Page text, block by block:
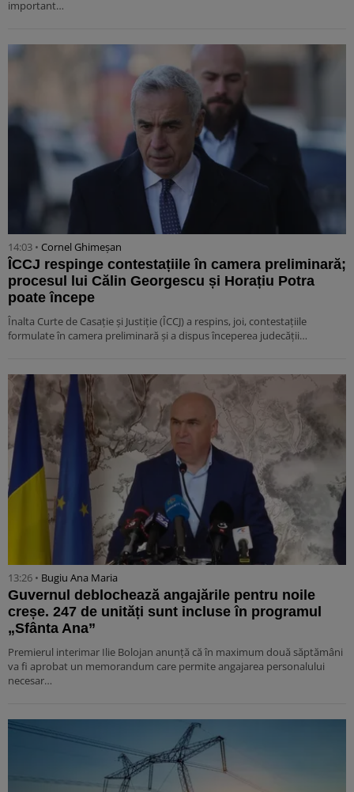
important…
14:03 • Cornel Ghimeșan
ÎCCJ respinge contestațiile în camera preliminară;
procesul lui Călin Georgescu și Horațiu Potra
poate începe
Înalta Curte de Casație și Justiție (ÎCCJ) a respins, joi, contestațiile
formulate în camera preliminară și a dispus începerea judecății…
13:26 • Bugiu ⁠Ana Maria
Guvernul deblochează angajările pentru noile
creșe. 247 de unități sunt incluse în programul
„Sfânta Ana”
Premierul interimar Ilie Bolojan anunță că în maximum două săptămâni
va fi aprobat un memorandum care permite angajarea personalului
necesar…